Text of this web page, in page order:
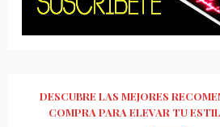
DESCUBRE LAS MEJORES
COMPRA PARA ELEVAR TU